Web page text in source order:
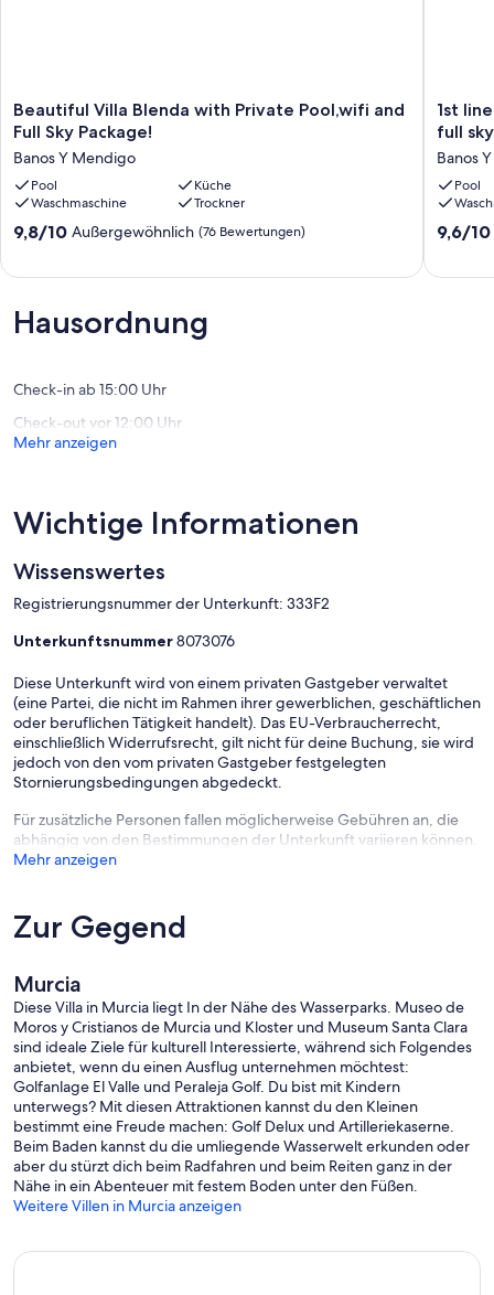
Beautiful
Villa
with
Private
Pool,wifi
and
Full
Y
Beautiful Villa Blenda with Private Pool,wifi and
Full Sky Package!
Banos Y Mendigo
Pool
Küche
Waschmaschine
Trockner
9.8
(76
Bewertungen)
9,8/10 Außergewöhnlich (76 Bewertungen)
1st
line
Golf
Villa
(3)
with
Private
1st
full
Banos
Pool
9.6
9,6/10
Hausordnung
Check-in ab 15:00 Uhr
Check-out vor 12:00 Uhr
Mehr anzeigen
Wichtige Informationen
Wissenswertes
Registrierungsnummer der Unterkunft: 333F2
Unterkunftsnummer8073076
Diese Unterkunft wird von einem privaten Gastgeber verwaltet
(eine Partei, die nicht im Rahmen ihrer gewerblichen, geschäftlichen
oder beruflichen Tätigkeit handelt). Das EU-Verbraucherrecht,
einschließlich Widerrufsrecht, gilt nicht für deine Buchung, sie wird
jedoch von den vom privaten Gastgeber festgelegten
Stornierungsbedingungen abgedeckt.
Für zusätzliche Personen fallen möglicherweise Gebühren an, die
abhängig von den Bestimmungen der Unterkunft variieren können.
Mehr anzeigen
Zur Gegend
Murcia
Diese Villa in Murcia liegt In der Nähe des Wasserparks. Museo de
Moros y Cristianos de Murcia und Kloster und Museum Santa Clara
sind ideale Ziele für kulturell Interessierte, während sich Folgendes
anbietet, wenn du einen Ausflug unternehmen möchtest:
Golfanlage El Valle und Peraleja Golf. Du bist mit Kindern
unterwegs? Mit diesen Attraktionen kannst du den Kleinen
bestimmt eine Freude machen: Golf Delux und Artilleriekaserne.
Beim Baden kannst du die umliegende Wasserwelt erkunden oder
aber du stürzt dich beim Radfahren und beim Reiten ganz in der
Nähe in ein Abenteuer mit festem Boden unter den Füßen.
Weitere Villen in Murcia anzeigen